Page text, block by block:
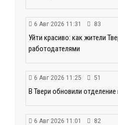
6 Авг 2026 11:31 83
Уйти красиво: как жители
работодателями
6 Авг 2026 11:25 51
В Твери обновили отделение
6 Авг 2026 11:01 82